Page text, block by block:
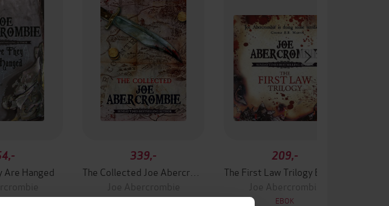
Are Hanged
339,-
Joe Abercrombie
EBOK
209,-
Joe Abercrombie
EBOK